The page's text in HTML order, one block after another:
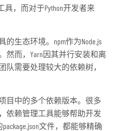
具，而对于Python开发者来
生态环境。npm作为Node.js
而，Yarn因其并行安装和离
需要处理较大的依赖树，
目中的多个依赖版本。很多
依赖管理工具能够帮助开发
文件，都能够精确